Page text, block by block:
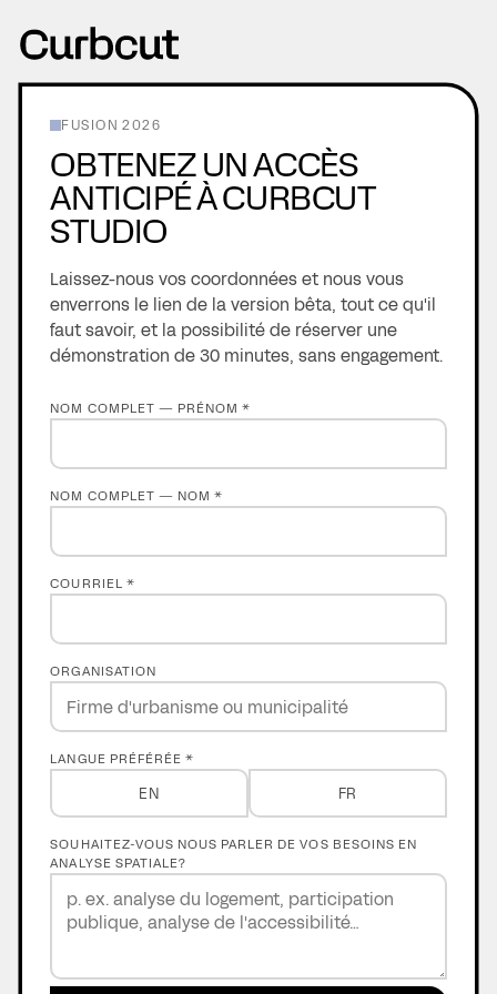
FUSION 2026
OBTENEZ UN ACCÈS
ANTICIPÉ À CURBCUT
STUDIO
Laissez-nous vos coordonnées et nous vous
enverrons le lien de la version bêta, tout ce qu'il
faut savoir, et la possibilité de réserver une
démonstration de 30 minutes, sans engagement.
NOM COMPLET — PRÉNOM *
NOM COMPLET — NOM *
COURRIEL *
ORGANISATION
LANGUE PRÉFÉRÉE *
EN FR
SOUHAITEZ-VOUS NOUS PARLER DE VOS BESOINS EN
ANALYSE SPATIALE?